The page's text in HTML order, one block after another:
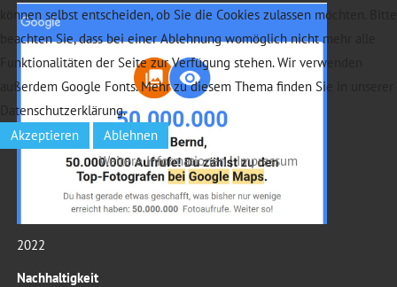
2022
Nachhaltigkeit
können selbst entscheiden, ob Sie die Cookies zulassen möchten. Bitte
beachten Sie, dass bei einer Ablehnung womöglich nicht mehr alle
Funktionalitäten der Seite zur Verfügung stehen. Wir verwenden
außerdem Google Fonts. Mehr zu diesem Thema finden Sie in unserer
Datenschutzerklärung.
Akzeptieren
Ablehnen
Weitere Informationen|Impressum